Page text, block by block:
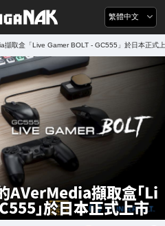
繁體中文
擷取盒「Live Gamer BOLT - GC555」於日本正式
擷取盒「Li
」於日本正式上市